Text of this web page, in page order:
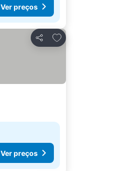
Ver preços
Partilhar
Adicionar aos favoritos
Ver preços